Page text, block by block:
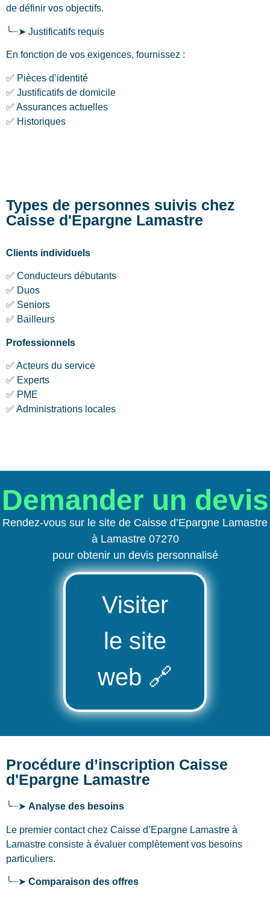
de définir vos objectifs.
╰┈➤ Justificatifs requis
En fonction de vos exigences, fournissez :
✅ Pièces d’identité
✅ Justificatifs de domicile
✅ Assurances actuelles
✅ Historiques
Types de personnes suivis chez
Caisse d'Epargne Lamastre
Clients individuels
✅ Conducteurs débutants
✅ Duos
✅ Seniors
✅ Bailleurs
Professionnels
✅ Acteurs du service
✅ Experts
✅ PME
✅ Administrations locales
Demander un devis
Rendez-vous sur le site de Caisse d’Epargne Lamastre
à Lamastre 07270
pour obtenir un devis personnalisé
Visiter
le site
web 🔗
Procédure d’inscription Caisse
d'Epargne Lamastre
╰┈➤ Analyse des besoins
Le premier contact chez Caisse d’Epargne Lamastre à
Lamastre consiste à évaluer complètement vos besoins
particuliers.
╰┈➤ Comparaison des offres